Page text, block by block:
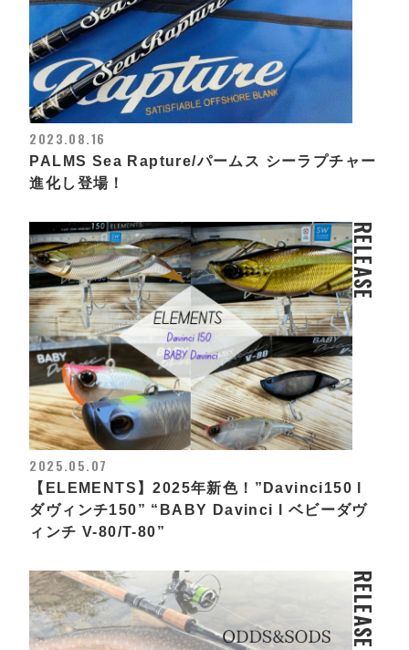
2023.08.16
PALMS Sea Rapture/パームス シーラプチャー
進化し登場！
RELEASE
2025.05.07
【ELEMENTS】2025年新色！”Davinci150 l
ダヴィンチ150” “BABY Davinci l ベビーダヴ
ィンチ V-80/T-80”
RELEASE